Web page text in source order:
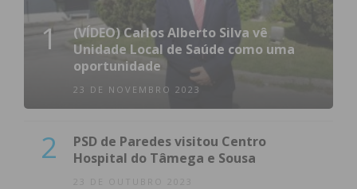
1
(VÍDEO) Carlos Alberto Silva vê
Unidade Local de Saúde como uma
oportunidade
23 DE NOVEMBRO 2023
2
PSD de Paredes visitou Centro
Hospital do Tâmega e Sousa
23 DE OUTUBRO 2023